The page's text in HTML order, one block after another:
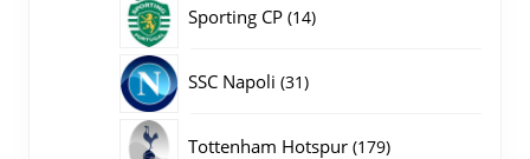
Sporting CP 1414
SSC Napoli 3131
Tottenham Hotspur 179179